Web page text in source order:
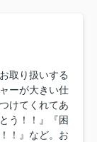
取り扱いする
ーが大きい仕
けてくれてあ
う！！』『困
！』など。お